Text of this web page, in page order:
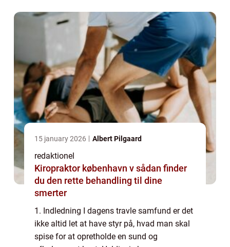
vil...
15 january 2026 Albert Pilgaard
redaktionel
Kiropraktor københavn v sådan finder
du den rette behandling til dine
smerter
1. Indledning I dagens travle samfund er det
ikke altid let at have styr på, hvad man skal
spise for at opretholde en sund og